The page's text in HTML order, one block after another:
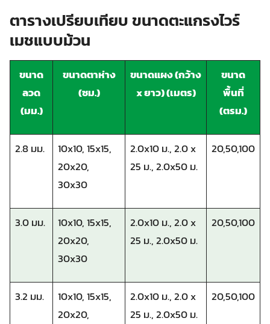
ตารางเปรียบเทียบ ขนาดตะแกรงไวร์
เมชแบบม้วน
ขนาด
ลวด
(มม.)
ขนาดตาห่าง
(ซม.)
ขนาดแผง (กว้าง
x ยาว) (เมตร)
ขนาด
พื้นที่
(ตรม.)
2.8 มม.
10x10, 15x15,
20x20,
30x30
2.0x10 ม., 2.0 x
25 ม., 2.0x50 ม.
20,50,100
3.0 มม.
10x10, 15x15,
20x20,
30x30
2.0x10 ม., 2.0 x
25 ม., 2.0x50 ม.
20,50,100
3.2 มม.
10x10, 15x15,
20x20,
2.0x10 ม., 2.0 x
25 ม., 2.0x50 ม.
20,50,100